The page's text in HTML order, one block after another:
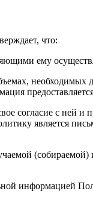
что:
ему
необходимых
согласие с ней
является
информацией